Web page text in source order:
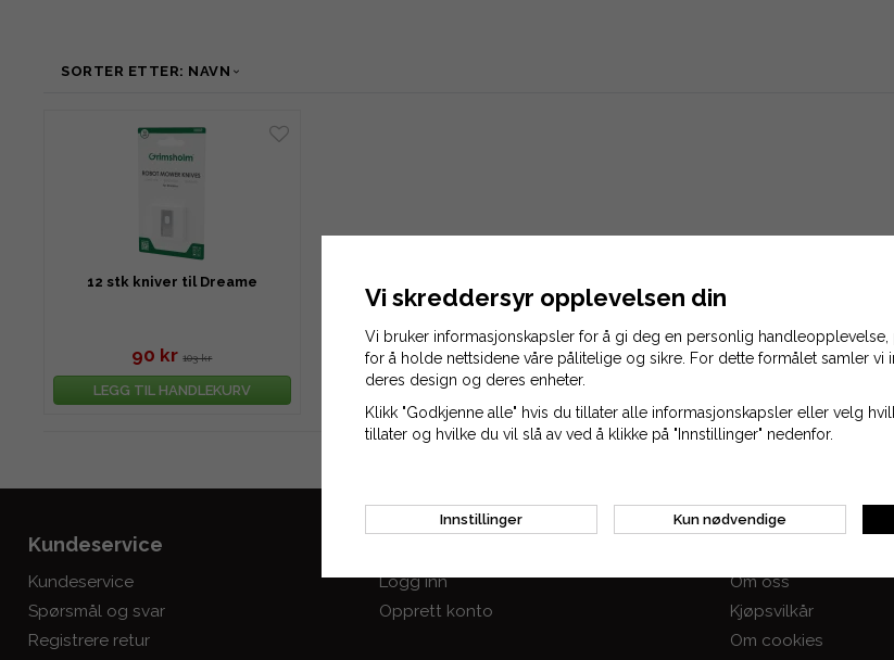
SORTER ETTER: NAVN
12 stk kniver til Dreame
90 kr 103 kr
LEGG TIL HANDLEKURV
Kundeservice
Kundeservice
Spørsmål og svar
Registrere retur
Logg inn
Opprett konto
Om oss
Kjøpsvilkår
Om cookies
Vi skreddersyr opplevelsen din
Vi bruker informasjonskapsler for å gi deg en personlig
for å holde nettsidene våre pålitelige og sikre. For dette formålet samler vi
deres design og deres enheter.
Klikk "Godkjenne alle" hvis du tillater alle informasjonskapsler eller velg
tillater og hvilke du vil slå av ved å klikke på "Innstillinger" nedenfor.
Innstillinger Kun nødvendige